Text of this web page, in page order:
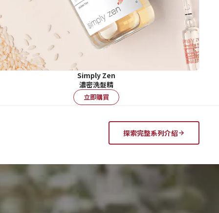
Simply Zen
濃密洗髮精
立即購買
探索完整系列介紹